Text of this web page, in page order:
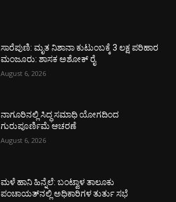
ಸಾರೆಪುಣಿ: ಮೃತ ನಿಶಾನಾ ಕುಟುಂಬಕ್ಕೆ 3 ಲಕ್ಷ ಪರಿಹಾರ
ಮಂಜೂರು: ಶಾಸಕ ಅಶೋಕ್ ರೈ
August 6, 2026
ನಾಗೂರಿನಲ್ಲಿ ಸಿದ್ಧ ಸಮಾಧಿ ಯೋಗದಿಂದ
ಗುರುಪೂರ್ಣಿಮೆ ಆಚರಣೆ
August 6, 2026
ಮಳೆ ಹಾನಿ ಹಿನ್ನೆಲೆ: ಬಂಟ್ವಾಳ ತಾಲೂಕು
ಪಂಚಾಯತ್‌ನಲ್ಲಿ ಅಧಿಕಾರಿಗಳ ತುರ್ತು ಸಭೆ